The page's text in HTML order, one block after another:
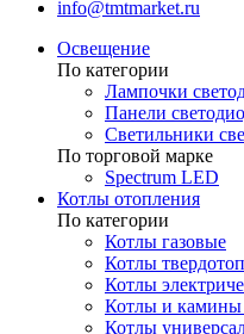
info@tmtmarket.ru
Освещение
По категории
Лампочки
Панели
Светильники
По торговой марке
Spectrum LED
Котлы отопления
По категории
Котлы газовые
Котлы
Котлы
Котлы и камины
Котлы